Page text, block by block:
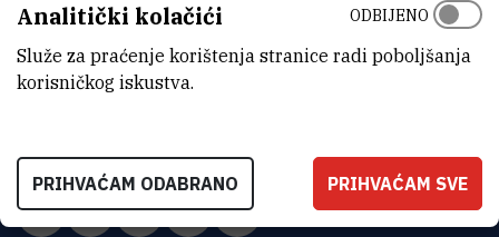
INSTITUT RUĐER BOŠKOVIĆ
Bijenička cesta 54, 10000 Zagreb
Analitički kolačići
Služe za praćenje korištenja stranice radi poboljšanja
korisničkog iskustva.
ODBIJENO
PRIHVAĆAM ODABRANO PRIHVAĆAM SVE